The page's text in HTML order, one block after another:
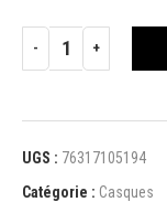
UGS : 76317105194
Catégorie : Casques